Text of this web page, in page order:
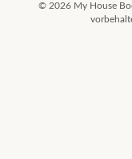
© 2026 My House